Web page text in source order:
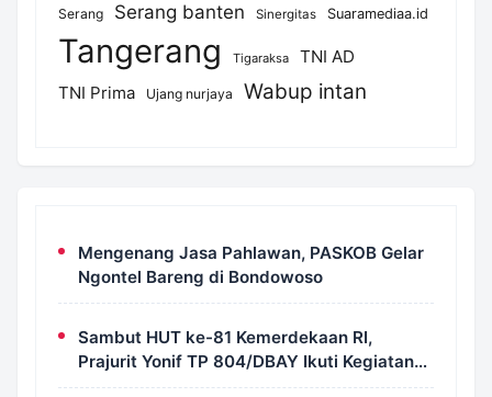
Serang Serang banten Sinergitas Suaramediaa.id
Tangerang Tigaraksa
TNI AD
TNI Prima
Ujang nurjaya Wabup intan
Mengenang Jasa Pahlawan, PASKOB Gelar
Ngontel Bareng di Bondowoso
Sambut HUT ke-81 Kemerdekaan RI,
Prajurit Yonif TP 804/DBAY Ikuti Kegiatan
Donor Darah